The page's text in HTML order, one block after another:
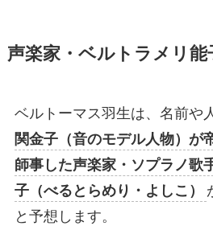
声楽家・ベルトラメリ能
ベルトーマス羽生は、名前や
関金子（音のモデル人物）が
師事した声楽家・ソプラノ歌
子（べるとらめり・よしこ）
と予想します。